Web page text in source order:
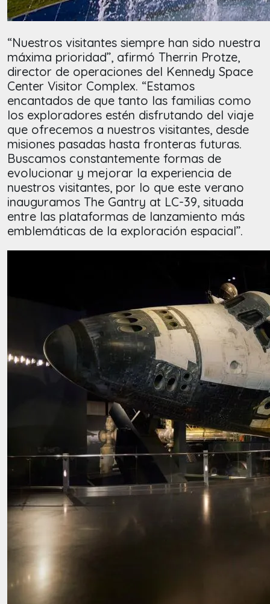
“Nuestros visitantes siempre han sido nuestra
máxima prioridad”, afirmó Therrin Protze,
director de operaciones del Kennedy Space
Center Visitor Complex. “Estamos
encantados de que tanto las familias como
los exploradores estén disfrutando del viaje
que ofrecemos a nuestros visitantes, desde
misiones pasadas hasta fronteras futuras.
Buscamos constantemente formas de
evolucionar y mejorar la experiencia de
nuestros visitantes, por lo que este verano
inauguramos The Gantry at LC-39, situada
entre las plataformas de lanzamiento más
emblemáticas de la exploración espacial”.